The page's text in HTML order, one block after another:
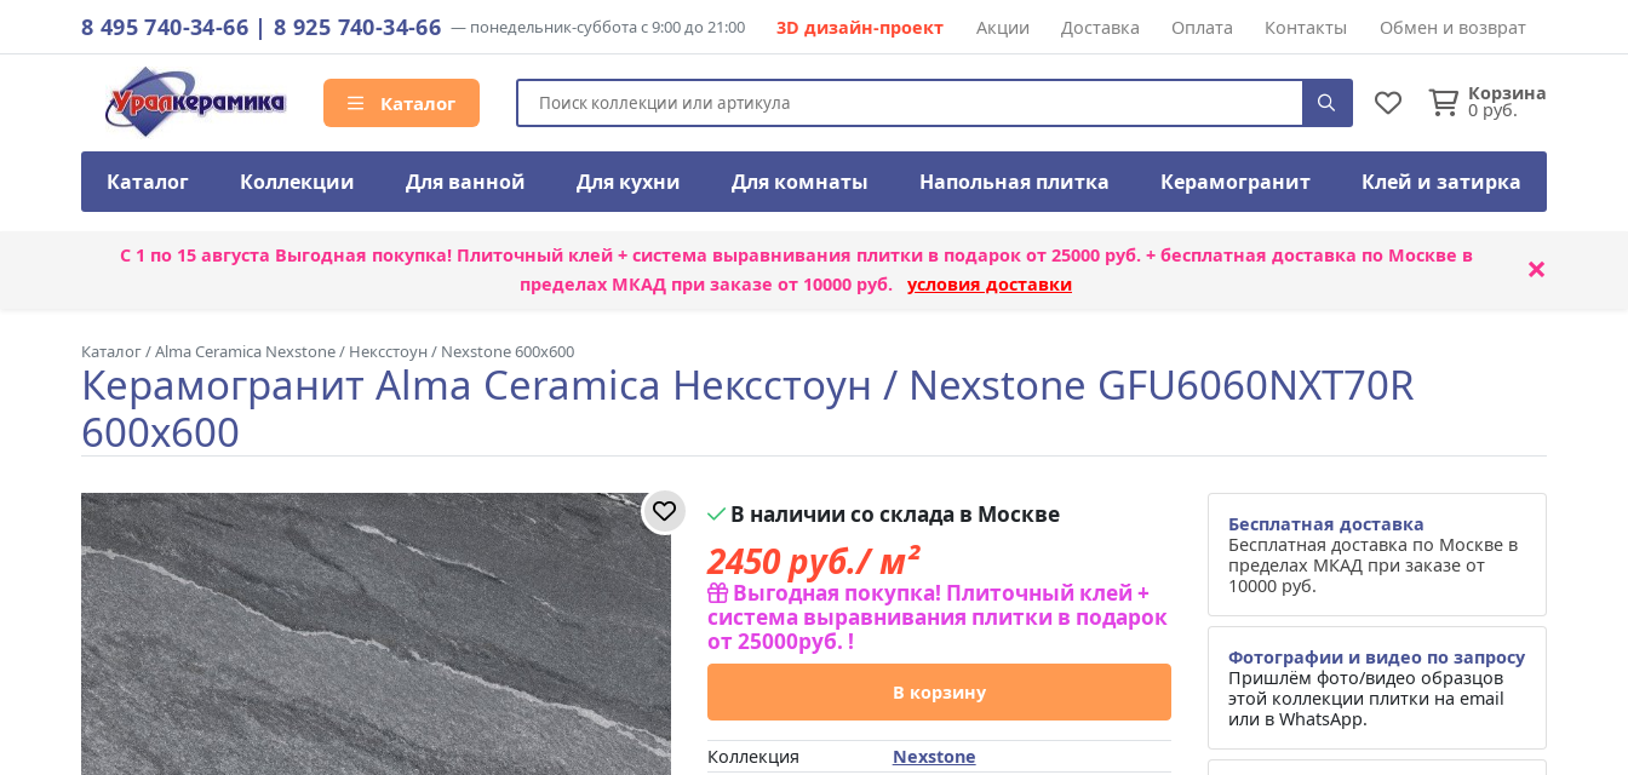
8 495 740-34-66 |8 925 740-34-66 — понедельник-суббота с 9:00 до 21:00 3D дизайн-проект Акции Доставка Оплата Контакты Обмен и возврат
Каталог Корзина
0 руб.
Каталог Коллекции Для ванной Для кухни Для комнаты Напольная плитка Керамогранит Клей и затирка
С 1 по 15 августа Выгодная покупка! Плиточный клей + система выравнивания плиткив подарок от 25000 руб. + бесплатная доставка по Москве в
пределах МКАД при заказе от 10000 руб. условия доставки ×
Каталог/Alma Ceramica Nexstone/ Нексстоун / Nexstone 600x600
Керамогранит Alma Ceramica Нексстоун / Nexstone GFU6060NXT70R
600x600
В наличии со склада в Москве
2450руб./ м²
Выгодная покупка! Плиточный клей +
система выравнивания плитки в подарок
от 25000руб. !
В корзину
Коллекция
Nexstone
Бесплатная доставка
Бесплатная доставка по Москве в
пределах МКАД при заказе от
10000 руб.
Фотографии и видео по запросу
Пришлём фото/видео образцов
этой коллекции плитки на email
или в WhatsApp.